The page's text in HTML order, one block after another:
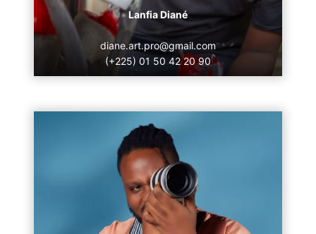
Lanfia Diané
diane.art.pro@gmail.com
(+225) 01 50 42 20 90